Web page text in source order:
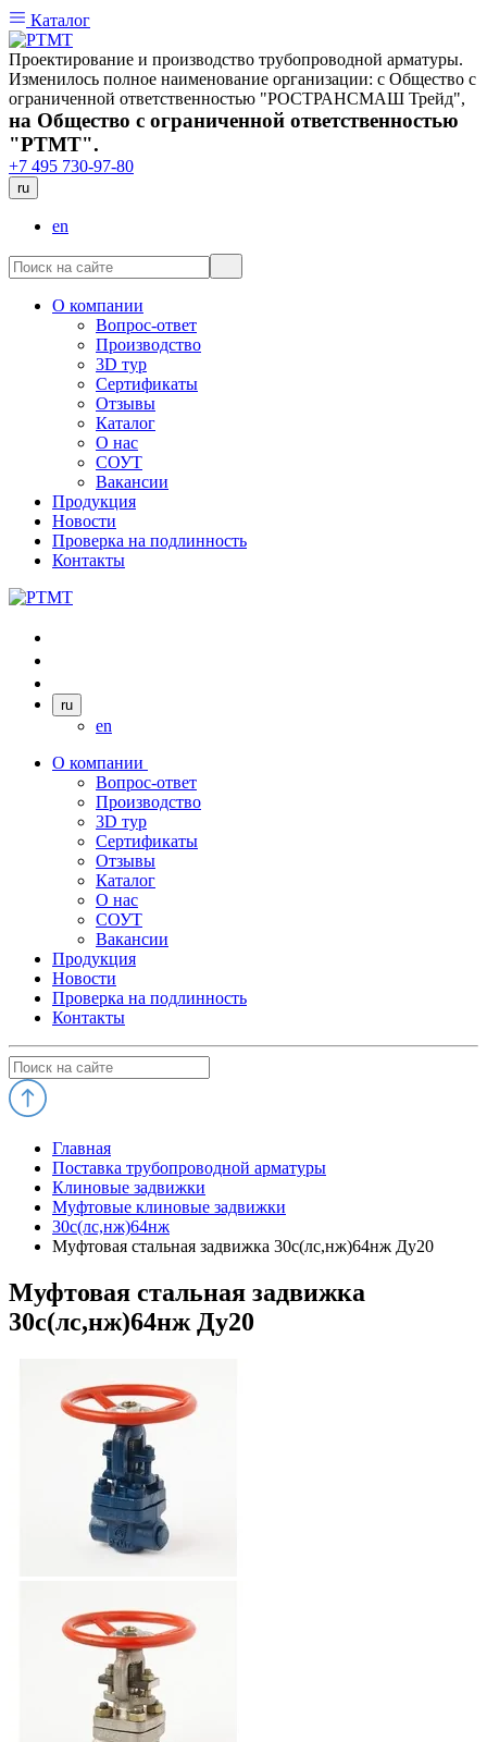
Каталог
Проектирование и производство трубопроводной арматуры.
Изменилось полное наименование организации: с Общество с
ограниченной ответственностью "РОСТРАНСМАШ Трейд",
на Общество с ограниченной ответственностью
"РТМТ".
+7 495 730-97-80
ru
en
О компании
Вопрос-ответ
Производство
3D тур
Сертификаты
Отзывы
Каталог
О нас
СОУТ
Вакансии
Продукция
Новости
Проверка на подлинность
Контакты
ru
en
О компании
Вопрос-ответ
Производство
3D тур
Сертификаты
Отзывы
Каталог
О нас
СОУТ
Вакансии
Продукция
Новости
Проверка на подлинность
Контакты
Главная
Поставка трубопроводной арматуры
Клиновые задвижки
Муфтовые клиновые задвижки
30с(лс,нж)64нж
Муфтовая стальная задвижка 30с(лс,нж)64нж Ду20
Муфтовая стальная задвижка
30с(лс,нж)64нж Ду20